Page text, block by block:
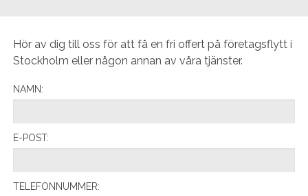
Hör av dig till oss för att få en fri offert på företagsflytt i
Stockholm eller någon annan av våra tjänster.
NAMN:
E-POST:
TELEFONNUMMER: